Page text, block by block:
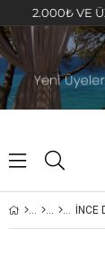
2.000₺ VE